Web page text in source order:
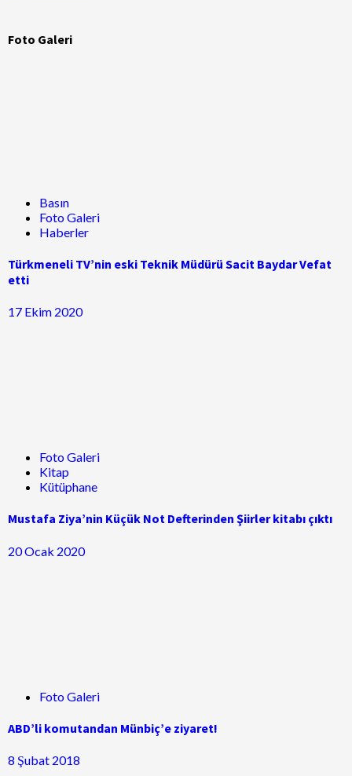
Foto Galeri
Basın
Foto Galeri
Haberler
Türkmeneli TV’nin eski Teknik Müdürü Sacit Baydar Vefat
etti
17 Ekim 2020
Foto Galeri
Kitap
Kütüphane
Mustafa Ziya’nin Küçük Not Defterinden Şiirler kitabı çıktı
20 Ocak 2020
Foto Galeri
ABD’li komutandan Münbiç’e ziyaret!
8 Şubat 2018